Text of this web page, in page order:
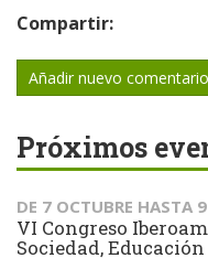
Compartir:
Añadir nuevo comentario
Próximos
DE 7 OCTUBRE HASTA
VI Congreso
Sociedad,